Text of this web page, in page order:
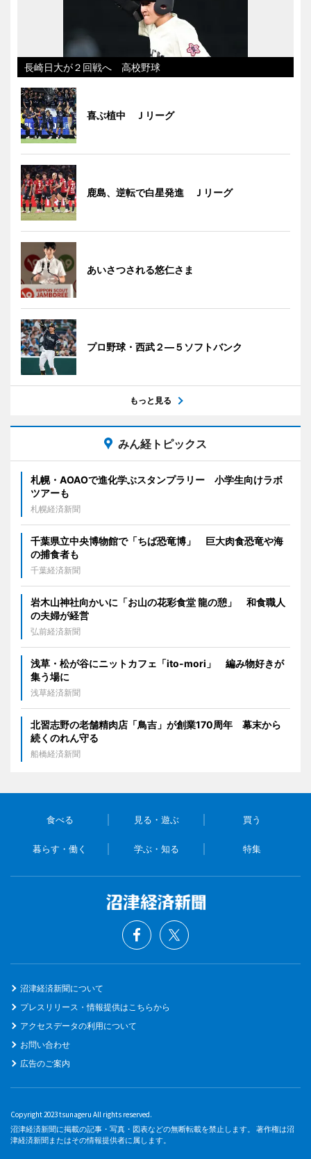
長崎日大が２回戦へ 高校野球
喜ぶ植中 Ｊリーグ
鹿島、逆転で白星発進 Ｊリーグ
あいさつされる悠仁さま
プロ野球・西武２―５ソフトバンク
もっと見る
みん経トピックス
札幌・AOAOで進化学ぶスタンプラリー 小学生向けラボ
ツアーも
札幌経済新聞
千葉県立中央博物館で「ちば恐竜博」 巨大肉食恐竜や海
の捕食者も
千葉経済新聞
岩木山神社向かいに「お山の花彩食堂 龍の憩」 和食職人
の夫婦が経営
弘前経済新聞
浅草・松が谷にニットカフェ「ito-mori」 編み物好きが
集う場に
浅草経済新聞
北習志野の老舗精肉店「鳥吉」が創業170周年 幕末から
続くのれん守る
船橋経済新聞
食べる 見る・遊ぶ 買う
暮らす・働く 学ぶ・知る 特集
沼津経済新聞について
プレスリリース・情報提供はこちらから
アクセスデータの利用について
お問い合わせ
広告のご案内
Copyright 2023 tsunageru All rights reserved.
沼津経済新聞に掲載の記事・写真・図表などの無断転載を禁止します。 著作権は沼
津経済新聞またはその情報提供者に属します。